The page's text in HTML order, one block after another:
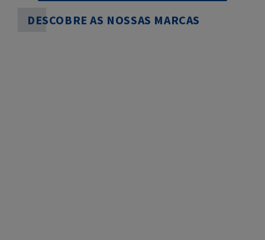
DESCOBRE AS NOSSAS MARCAS